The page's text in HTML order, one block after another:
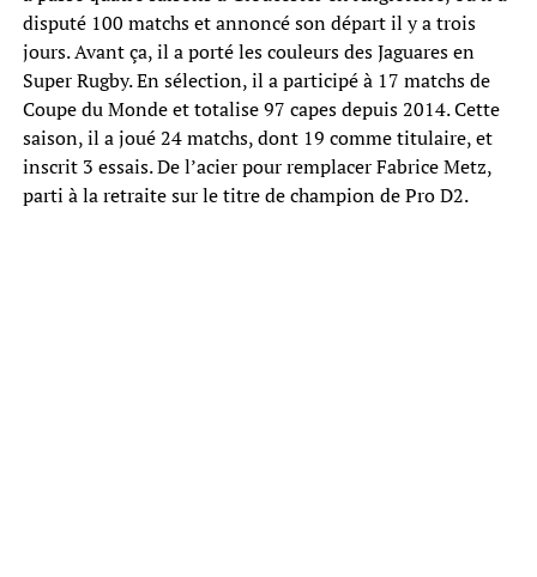
disputé 100 matchs et annoncé son départ il y a trois
jours. Avant ça, il a porté les couleurs des Jaguares en
Super Rugby. En sélection, il a participé à 17 matchs de
Coupe du Monde et totalise 97 capes depuis 2014. Cette
saison, il a joué 24 matchs, dont 19 comme titulaire, et
inscrit 3 essais. De l’acier pour remplacer Fabrice Metz,
parti à la retraite sur le titre de champion de Pro D2.